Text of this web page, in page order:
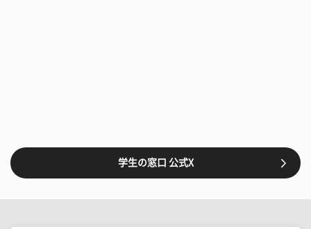
学生の窓口 公式X